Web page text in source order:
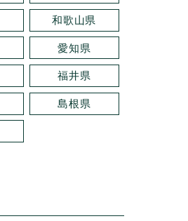
和歌山県
愛知県
福井県
島根県